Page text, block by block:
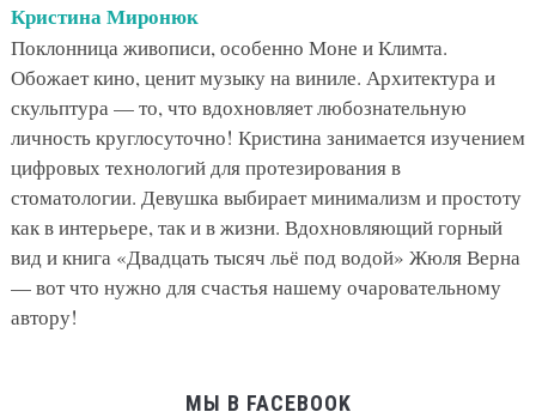
Кристина Миронюк
Поклонница живописи, особенно Моне и Климта.
Обожает кино, ценит музыку на виниле. Архитектура и
скульптура — то, что вдохновляет любознательную
личность круглосуточно! Кристина занимается изучением
цифровых технологий для протезирования в
стоматологии. Девушка выбирает минимализм и простоту
как в интерьере, так и в жизни. Вдохновляющий горный
вид и книга «Двадцать тысяч льё под водой» Жюля Верна
— вот что нужно для счастья нашему очаровательному
автору!
МЫ В FACEBOOK